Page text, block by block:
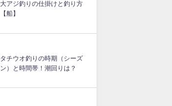
大アジ釣りの仕掛けと釣り方
【船】
タチウオ釣りの時期（シーズ
ン）と時間帯！潮回りは？